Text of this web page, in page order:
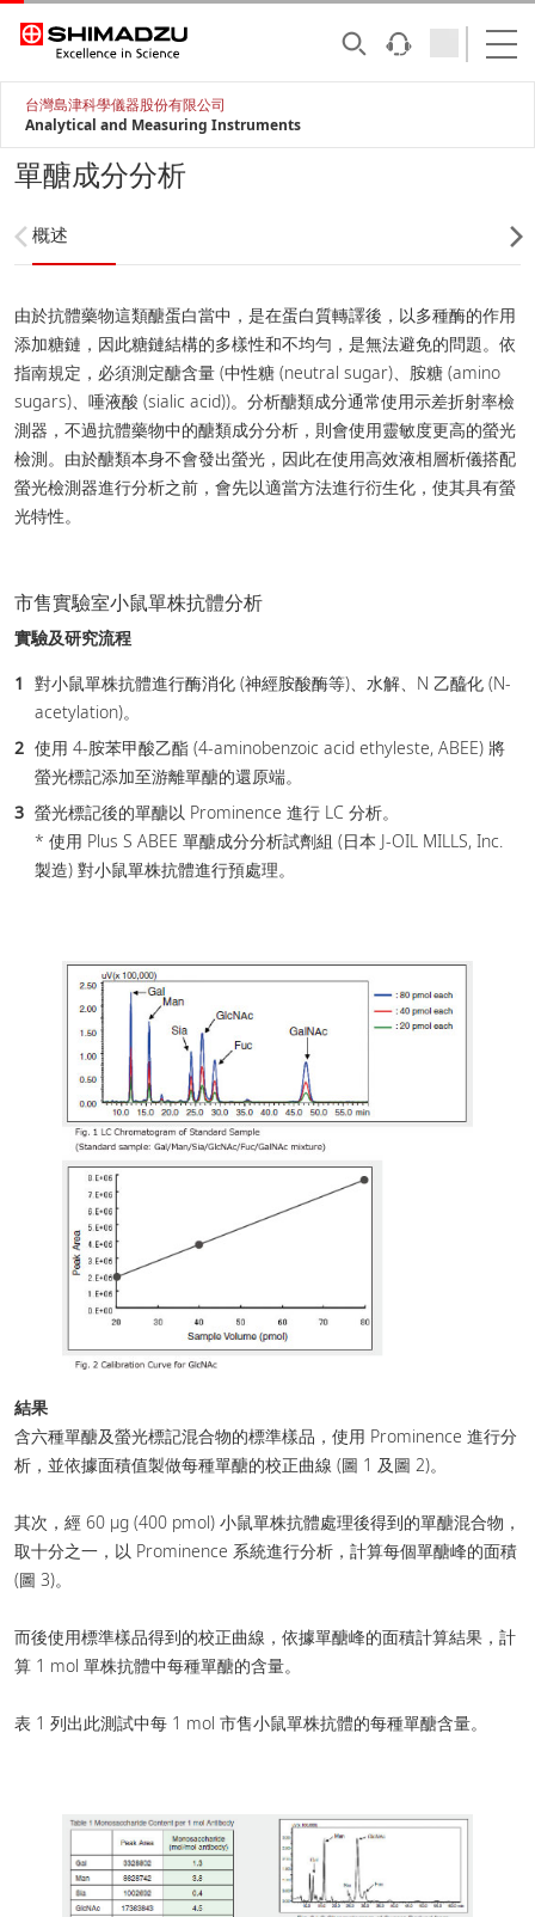
台灣島津科學儀器股份有限公司
Analytical and Measuring Instruments
單醣成分分析
概述
由於抗體藥物這類醣蛋白當中，是在蛋白質轉譯後，以多種酶的作用
添加糖鏈，因此糖鏈結構的多樣性和不均勻，是無法避免的問題。依
指南規定，必須測定醣含量 (中性糖 (neutral sugar)、胺糖 (amino
sugars)、唾液酸 (sialic acid))。分析醣類成分通常使用示差折射率檢
測器，不過抗體藥物中的醣類成分分析，則會使用靈敏度更高的螢光
檢測。由於醣類本身不會發出螢光，因此在使用高效液相層析儀搭配
螢光檢測器進行分析之前，會先以適當方法進行衍生化，使其具有螢
光特性。
市售實驗室小鼠單株抗體分析
實驗及研究流程
對小鼠單株抗體進行酶消化 (神經胺酸酶等)、水解、N 乙醯化 (N-
acetylation)。
使用 4-胺苯甲酸乙酯 (4-aminobenzoic acid ethyleste, ABEE) 將
螢光標記添加至游離單醣的還原端。
螢光標記後的單醣以 Prominence 進行 LC 分析。
* 使用 Plus S ABEE 單醣成分分析試劑組 (日本 J-OIL MILLS, Inc.
製造) 對小鼠單株抗體進行預處理。
結果
含六種單醣及螢光標記混合物的標準樣品，使用 Prominence 進行分
析，並依據面積值製做每種單醣的校正曲線 (圖 1 及圖 2)。
其次，經 60 μg (400 pmol) 小鼠單株抗體處理後得到的單醣混合物，
取十分之一，以 Prominence 系統進行分析，計算每個單醣峰的面積
(圖 3)。
而後使用標準樣品得到的校正曲線，依據單醣峰的面積計算結果，計
算 1 mol 單株抗體中每種單醣的含量。
表 1 列出此測試中每 1 mol 市售小鼠單株抗體的每種單醣含量。